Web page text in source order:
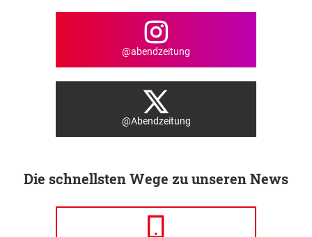
@abendzeitung
@Abendzeitung
Die schnellsten Wege zu unseren News